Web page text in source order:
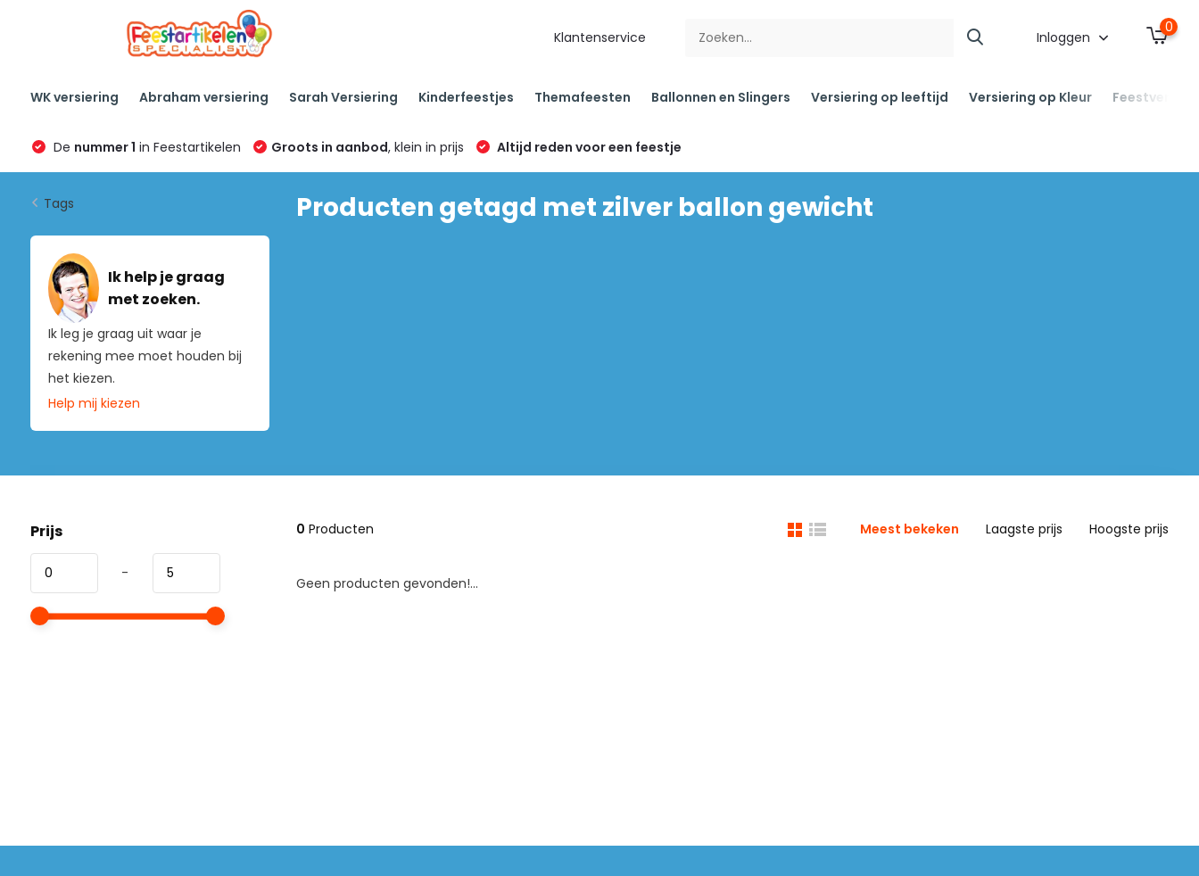
Klantenservice Inloggen
0
WK versiering Abraham versiering Sarah Versiering Kinderfeestjes Themafeesten Ballonnen en Slingers Versiering op leeftijd Versiering op Kleur
De nummer 1 in Feestartikelen Groots in aanbod, klein in prijs Altijd reden voor een feestje
Tags
Ik help je graag
met zoeken.
Ik leg je graag uit waar je
rekening mee moet houden bij
het kiezen.
Help mij kiezen
Producten getagd met zilver ballon gewicht
Prijs
-
0 Producten Meest bekeken Laagste prijs Hoogste prijs
Geen producten gevonden!...